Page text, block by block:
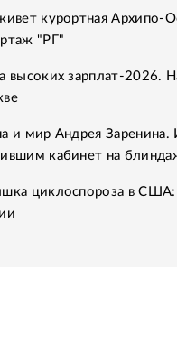
курортная Архипо-
"РГ"
высоких зарплат-2026.
и мир Андрея
кабинет на
циклоспороза в США: